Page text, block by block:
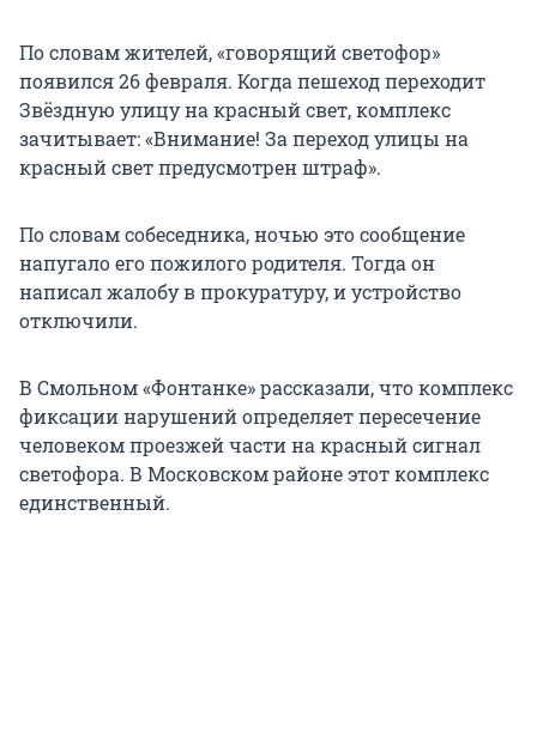
По словам жителей, «говорящий светофор»
появился 26 февраля. Когда пешеход переходит
Звёздную улицу на красный свет, комплекс
зачитывает: «Внимание! За переход улицы на
красный свет предусмотрен штраф».
По словам собеседника, ночью это сообщение
напугало его пожилого родителя. Тогда он
написал жалобу в прокуратуру, и устройство
отключили.
В Смольном «Фонтанке» рассказали, что комплекс
фиксации нарушений определяет пересечение
человеком проезжей части на красный сигнал
светофора. В Московском районе этот комплекс
единственный.